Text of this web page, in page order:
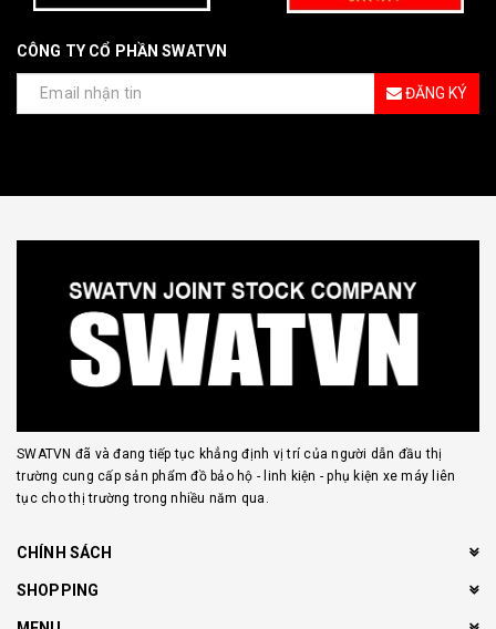
CÔNG TY CỔ PHẦN SWATVN
ĐĂNG KÝ
SWATVN đã và đang tiếp tục khẳng định vị trí của người dẫn đầu thị
trường cung cấp sản phẩm đồ bảo hộ - linh kiện - phụ kiện xe máy liên
tục cho thị trường trong nhiều năm qua.
CHÍNH SÁCH
SHOPPING